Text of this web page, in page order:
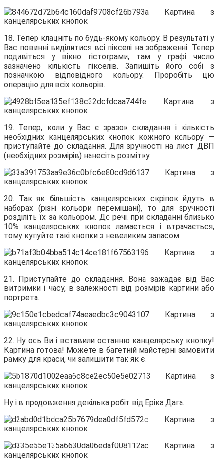
18. Тепер клацніть по будь-якому кольору. В результаті у
Вас повинні виділитися всі пікселі на зображенні. Тепер
подивіться у вікно гістограми, там у графі число
зазначено кількість пікселів. Запишіть його собі з
позначкою відповідного кольору. Проробіть цю
операцію для всіх кольорів.
19. Тепер, коли у Вас є зразок складання і кількість
необхідних канцелярських кнопок кожного кольору —
приступайте до складання. Для зручності на лист ДВП
(необхідних розмірів) нанесіть розмітку.
20. Так як більшість канцелярських скріпок йдуть в
наборах (різні кольори перемішані), то для зручності
розділіть їх за кольором. До речі, при складанні близько
10% канцелярських кнопок ламається і втрачається,
тому купуйте такі кнопки з невеликим запасом.
21. Приступайте до складання. Вона зажадає від Вас
витримки і часу, в залежності від розмірів картини або
портрета.
22. Ну ось Ви і вставили останню канцелярську кнопку!
Картина готова! Можете в багетній майстерні замовити
рамку для краси, чи залишити так як є.
Ну і в продовження декілька робіт від Еріка Дага.